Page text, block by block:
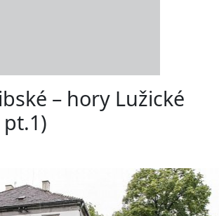
– hory Lužické